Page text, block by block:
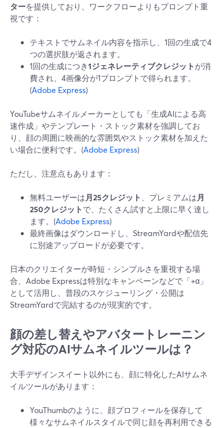
ターを提供しており、ワークフローよりもプロンプト重
視です：
テキストでサムネイル内容を指示し、1回の生成で4
つの選択肢が返されます。
1回の生成につき1ジェネレーティブクレジットが消
費され、4画像分が1プロンプトで得られます。
(Adobe Express)
YouTubeサムネイルメーカーとしても「生成AIによる高
速作成」やテンプレート・ストック素材を強調してお
り、顔の周囲に映画的な雰囲気やストック素材を加えた
い場合に便利です。(Adobe Express)
ただし、注意点もあります：
無料ユーザーは月25クレジット 、プレミアムは月
250クレジットで、たくさん試すと上限に早く達し
ます。(Adobe Express)
最終画像はダウンロードし、StreamYardや配信先
に別途アップロードが必要です。
日本のクリエイターが時短・シンプルさを重視する場
合、Adobe Expressは特別なキャンペーンなどで「+α」
として活用し、普段のスケジューリング・公開は
StreamYardで完結するのが現実的です。
顔の差し替えやアバタートレーニン
グ対応のAIサムネイルツールは？
大手デザインスイート以外にも、顔に特化したAIサムネ
イルツールがあります：
YouThumbのように、顔プロフィールを保存して
様々なサムネイルスタイルで同じ顔を再利用できる